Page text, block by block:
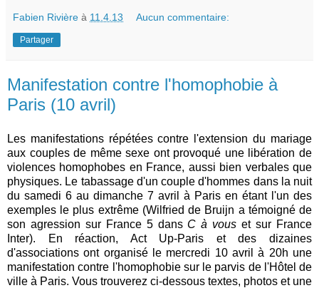
Fabien Rivière à 11.4.13 Aucun commentaire:
Partager
Manifestation contre l'homophobie à
Paris (10 avril)
Les manifestations répétées contre l'extension du mariage
aux couples de même sexe ont provoqué une libération de
violences homophobes en France, aussi bien verbales que
physiques. Le tabassage d'un couple d'hommes dans la nuit
du samedi 6 au dimanche 7 avril à Paris en étant l'un des
exemples le plus extrême (Wilfried de Bruijn a témoigné de
son agression sur France 5 dans C à vous et sur France
Inter). En réaction, Act Up-Paris et des dizaines
d'associations ont organisé le mercredi 10 avril à 20h une
manifestation contre l'homophobie sur le parvis de l'Hôtel de
ville à Paris. Vous trouverez ci-dessous textes, photos et une